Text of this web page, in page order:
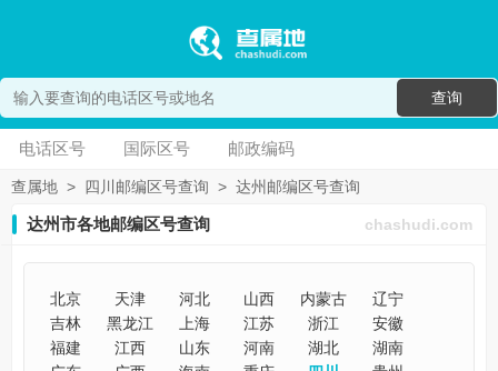
查询
电话区号 国际区号 邮政编码
查属地 > 四川邮编区号查询 > 达州邮编区号查询
达州市各地邮编区号查询 chashudi.com
北京 天津 河北 山西 内蒙古
辽宁
吉林
黑龙江 上海 江苏 浙江
安徽
福建
江西 山东 河南 湖北
湖南